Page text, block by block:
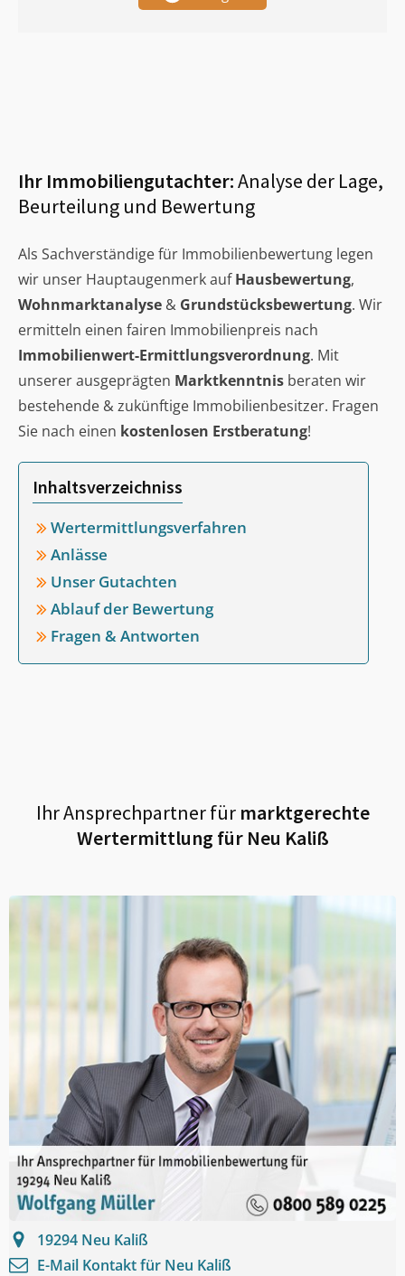
Ihr Immobiliengutachter:Analyse der Lage,
Beurteilung und Bewertung
Als Sachverständige für Immobilienbewertung legen
wir unser Hauptaugenmerk aufHausbewertung,
Wohnmarktanalyse & Grundstücksbewertung. Wir
ermitteln einen fairen Immobilienpreis nach
Immobilienwert-Ermittlungsverordnung. Mit
unserer ausgeprägten Marktkenntnis beraten wir
bestehende & zukünftige Immobilienbesitzer. Fragen
Sie nach einen kostenlosen Erstberatung!
Inhaltsverzeichniss
Wertermittlungsverfahren
Anlässe
Unser Gutachten
Ablauf der Bewertung
Fragen & Antworten
Ihr Ansprechpartner fürmarktgerechte
Wertermittlung für Neu Kaliß
19294 Neu Kaliß
E-Mail Kontakt für Neu Kaliß